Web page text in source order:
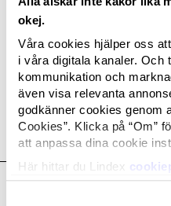
okej.
Våra cookies hjälper oss
i våra digitala kanaler. Och
kommunikation och
även visa relevanta
godkänner cookies genom
Cookies”. Klicka på “Om”
att anpassa dina cookie
Här hittar du Lindex
Lindex tar
Relaterade bilder